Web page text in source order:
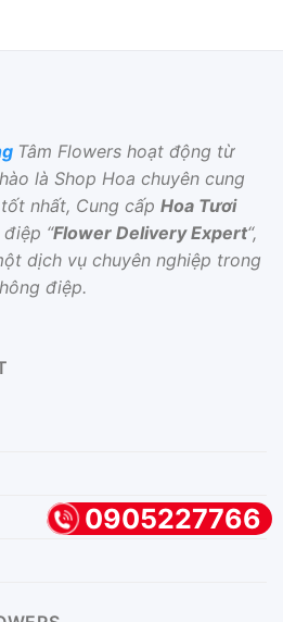
Tâm Flowers hoạt động từ
là Shop Hoa chuyên cung
tốt nhất, Cung cấp Hoa Tươi
“Flower Delivery Expert“,
dịch vụ chuyên nghiệp trong
điệp.
0905227766